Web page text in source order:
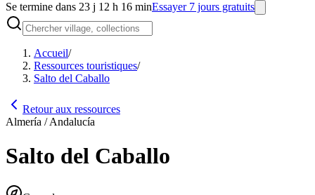
Se termine dans 23 j 12 h 16 minEssayer 7 jours gratuits
Accueil/
Ressources touristiques/
Salto del Caballo
Retour aux ressources
Almería / Andalucía
Salto del Caballo